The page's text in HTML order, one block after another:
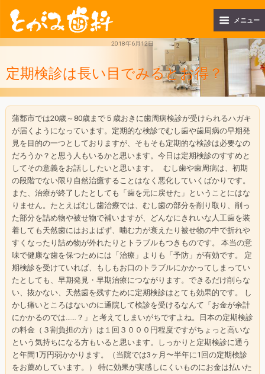
メニュー
2018年6月12日
定期検診は長い目でみるとお得？
蒲郡市では20歳～80歳まで５歳おきに歯周病検診が受けられるハガキ
が届くようになっています。定期的な検診でむし歯や歯周病の早期発
見を目的の一つとしておりますが、そもそも定期的な検診は必要なの
だろうか？と思う人もいるかと思います。今日は定期検診のすすめと
してその意義をお話ししたいと思います。 むし歯や歯周病は、 初期
の段階でない限り自然治癒することはなく悪化していくばかり です。
また、治療が終了したとしても「歯を元に戻せた」 ということにはな
りません。たとえばむし歯治療では、 むし歯の部分を削り取り、 削っ
た部分を詰め物や被せ物で補いますが、
どんなにきれいな人工歯を装
着しても天然歯にはおよばず、 噛む力が衰えたり被せ物の中で折れや
すくなったり詰め物が外れた りとトラブルもつきものです。 本当の意
味で健康な歯を保つためには「治療」よりも「予防」 が有効です。 定
期検診を受けていれば、
もしもお口のトラブルにかかってしまってい
たとしても、 早期発見・早期治療につながります。できるだけ削らな
い、 抜かない、天然歯を残すために定期検診はとても効果的です。 し
かし痛いところはないのに通院して検診を受けるなんて「 お金が余計
にかかるのでは……？」と考えてしまいがちですよね。
日本の定期検診
の料金（３割負担の方） は１回３０００円程度ですがちょっと高いな
という気持ちになる方もいると思います。
しっかりと定期検診に通う
と年間1万円弱かかります。（ 当院では3ヶ月〜半年に1回の定期検診
をお薦めしています。） 特に効果が実感しにくいものにお金は払いた